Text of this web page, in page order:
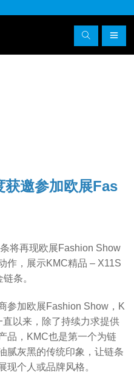
邀参加欧展Fas
将再现欧展Fashion Show
作，展示KMC精品 – X11S
条。
参加欧展Fashion Show，K
以来，除了持续力求提供
品，KMC也是第一个为链
腻灰黑的传统印象，让链条
现个人或品牌风格。